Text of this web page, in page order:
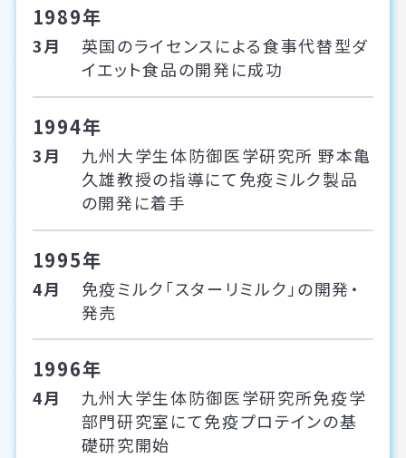
1989年
3月
英国のライセンスによる食事代替型ダ
イエット食品の開発に成功
1994年
3月
九州大学生体防御医学研究所 野本亀
久雄教授の指導にて免疫ミルク製品
の開発に着手
1995年
4月
免疫ミルク「スターリミルク」の開発・
発売
1996年
4月
九州大学生体防御医学研究所免疫学
部門研究室にて免疫プロテインの基
礎研究開始